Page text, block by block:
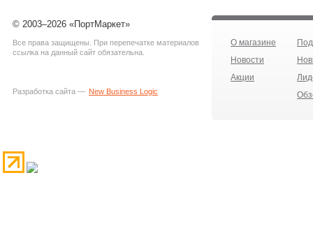
© 2003–2026 «ПортМаркет»
Все права защищены. При перепечатке материалов
ссылка на данный сайт обязательна.
Разработка сайта — New Business Logic
О магазине
Новости
Акции